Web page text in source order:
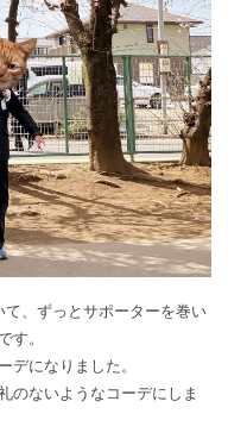
、ずっとサポーターを巻い
す。
デになりました。
のないようなコーデにしま